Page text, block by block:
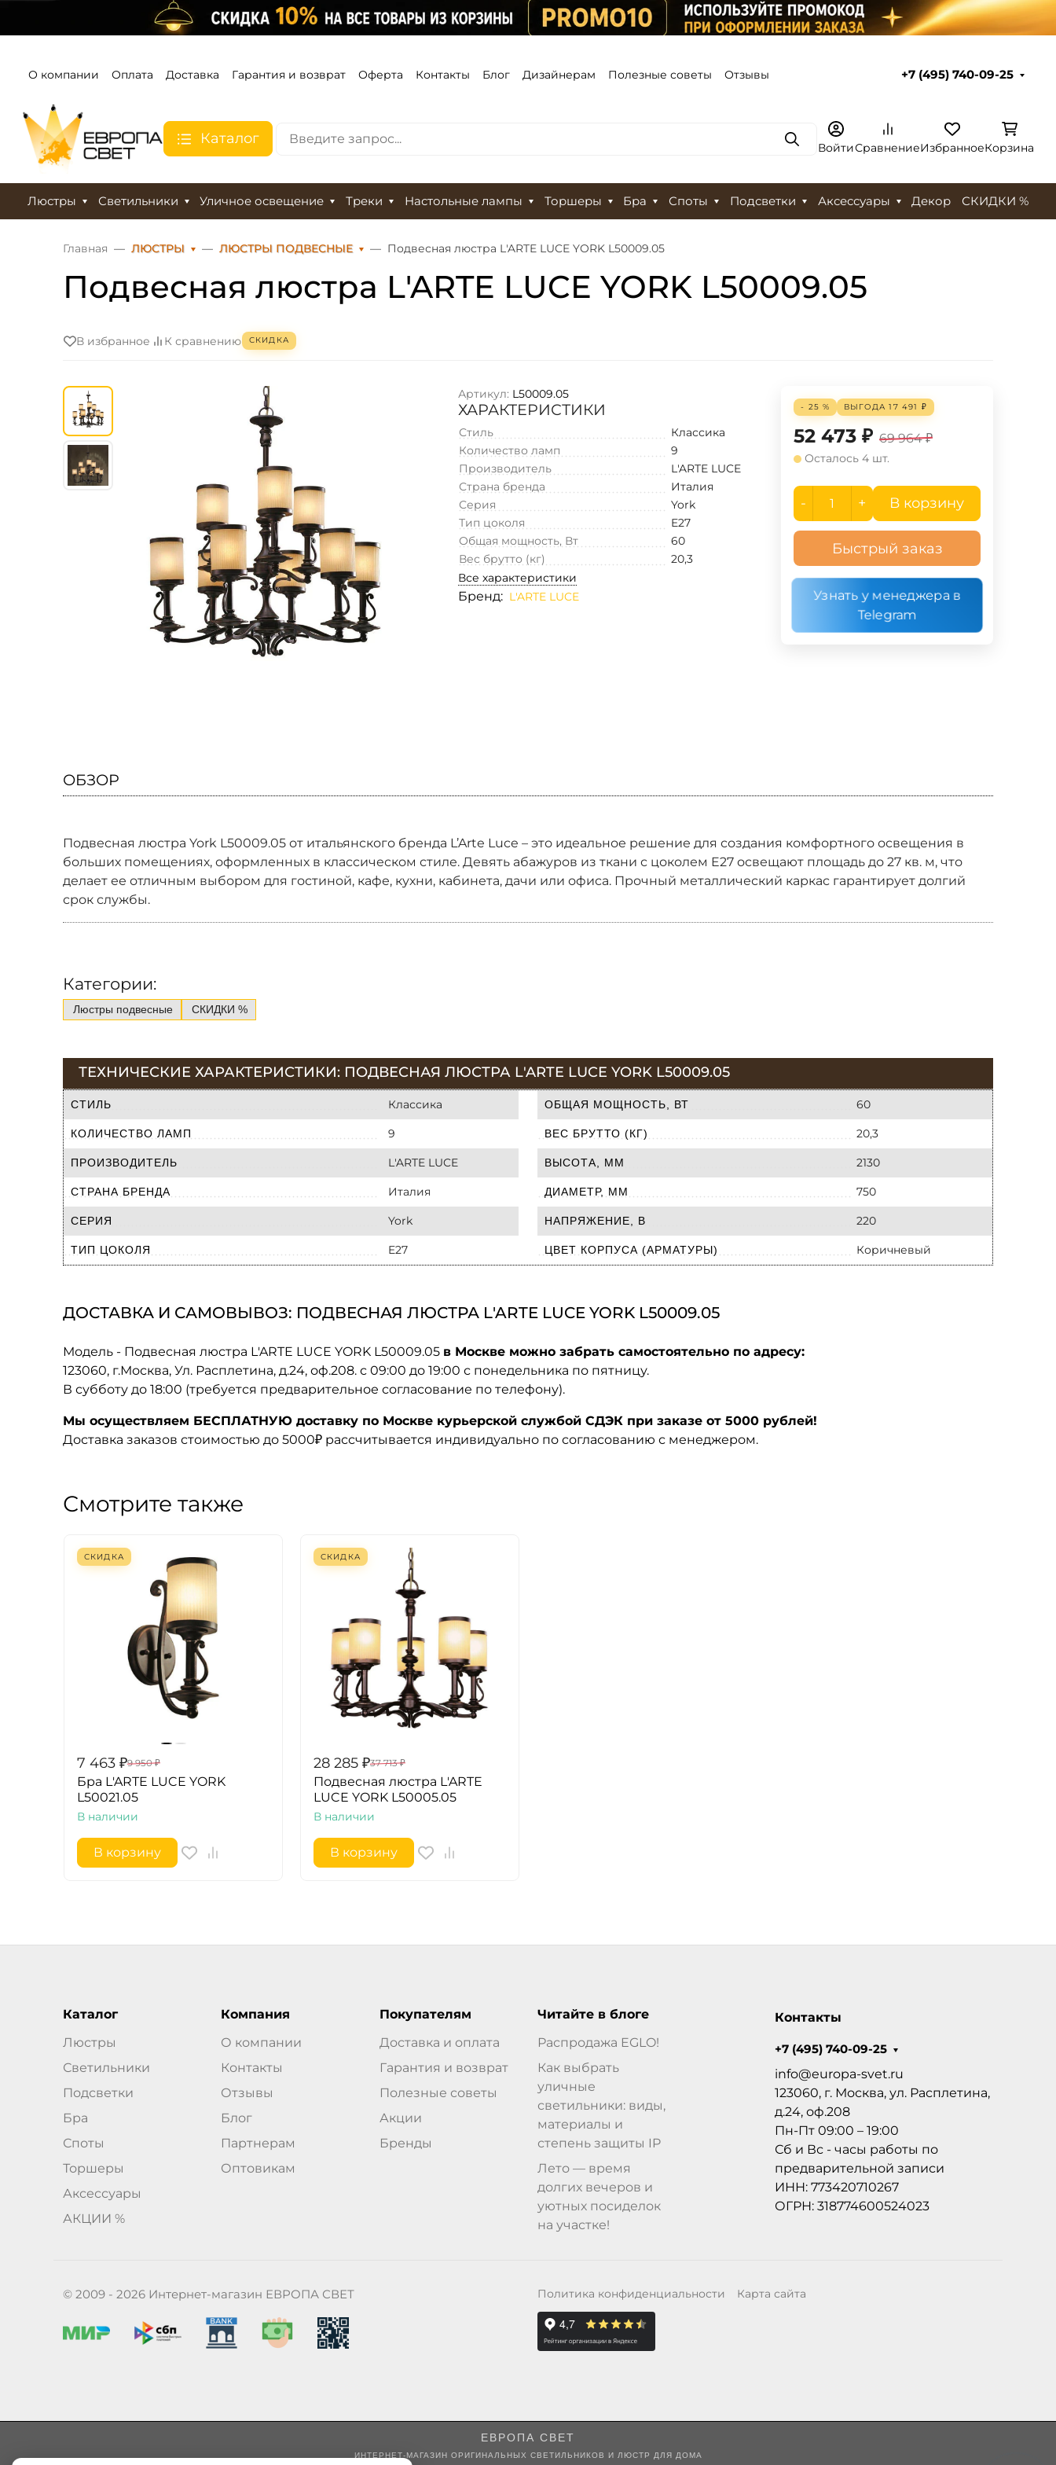
О компании Оплата Доставка Гарантия и возврат Оферта Контакты Блог Дизайнерам Полезные советы Отзывы +7 (495) 740-09-25
Каталог ПоискВойтиСравнениеИзбранноеКорзина
Люстры Светильники Уличное освещение Треки Настольные лампы Торшеры Бра Споты Подсветки Аксессуары Декор СКИДКИ %
Главная ЛЮСТРЫ ЛЮСТРЫ ПОДВЕСНЫЕ Подвесная люстра L'ARTE LUCE YORK L50009.05
Подвесная люстра L'ARTE LUCE YORK L50009.05
В избранное К сравнению СКИДКА
Артикул: L50009.05
ХАРАКТЕРИСТИКИ
Стиль
Классика
Количество ламп
9
Производитель
L'ARTE LUCE
Страна бренда
Италия
Серия
York
Тип цоколя
E27
Общая мощность, Вт
60
Вес брутто (кг)
20,3
Все характеристики
Бренд: L'ARTE LUCE
- 25 % ВЫГОДА17 491 ₽
52 473 ₽ 69 964 ₽
Осталось 4 шт.
- + В корзину
Быстрый заказ
Узнать у менеджера в
Telegram
ОБЗОР
Подвесная люстра York L50009.05 от итальянского бренда L’Arte Luce – это идеальное решение для создания комфортного освещения в
больших помещениях, оформленных в классическом стиле. Девять абажуров из ткани с цоколем E27 освещают площадь до 27 кв. м, что
делает ее отличным выбором для гостиной, кафе, кухни, кабинета, дачи или офиса. Прочный металлический каркас гарантирует долгий
срок службы.
Категории:
Люстры подвесные СКИДКИ %
ТЕХНИЧЕСКИЕ ХАРАКТЕРИСТИКИ: ПОДВЕСНАЯ ЛЮСТРА L'ARTE LUCE YORK L50009.05
СТИЛЬ Классика
КОЛИЧЕСТВО ЛАМП 9
ПРОИЗВОДИТЕЛЬ L'ARTE LUCE
СТРАНА БРЕНДА Италия
СЕРИЯ York
ТИП ЦОКОЛЯ E27
ОБЩАЯ МОЩНОСТЬ, ВТ 60
ВЕС БРУТТО (КГ) 20,3
ВЫСОТА, ММ 2130
ДИАМЕТР, ММ 750
НАПРЯЖЕНИЕ, В 220
ЦВЕТ КОРПУСА (АРМАТУРЫ) Коричневый
ДОСТАВКА И САМОВЫВОЗ: ПОДВЕСНАЯ ЛЮСТРА L'ARTE LUCE YORK L50009.05
Модель - Подвесная люстра L'ARTE LUCE YORK L50009.05 в Москве можно забрать самостоятельно по адресу:
123060, г.Москва, Ул. Расплетина, д.24, оф.208. с 09:00 до 19:00 с понедельника по пятницу.
В субботу до 18:00 (требуется предварительное согласование по телефону).
Мы осуществляем БЕСПЛАТНУЮ доставку по Москве курьерской службой СДЭК при заказе от 5000 рублей!
Доставка заказов стоимостью до 5000₽ рассчитывается индивидуально по согласованию с менеджером.
Смотрите также
СКИДКА
7 463 ₽9 950 ₽
Бра L'ARTE LUCE YORK
L50021.05
В наличии
В корзину
СКИДКА
28 285 ₽37 713 ₽
Подвесная люстра L'ARTE
LUCE YORK L50005.05
В наличии
В корзину
Каталог
Люстры
Светильники
Подсветки
Бра
Споты
Торшеры
Аксессуары
АКЦИИ %
Компания
О компании
Контакты
Отзывы
Блог
Партнерам
Оптовикам
Покупателям
Доставка и оплата
Гарантия и возврат
Полезные советы
Акции
Бренды
Читайте в блоге
Распродажа EGLO!
Как выбрать
уличные
светильники: виды,
материалы и
степень защиты IP
Лето — время
долгих вечеров и
уютных посиделок
на участке!
Контакты
+7 (495) 740-09-25
info@europa-svet.ru
123060, г. Москва, ул. Расплетина,
д.24, оф.208
Пн-Пт 09:00 – 19:00
Сб и Вс - часы работы по
предварительной записи
ИНН: 773420710267
ОГРН: 318774600524023
© 2009 - 2026 Интернет-магазин ЕВРОПА СВЕТ Политика конфиденциальности Карта сайта
ЕВРОПА СВЕТ
ИНТЕРНЕТ-МАГАЗИН ОРИГИНАЛЬНЫХ СВЕТИЛЬНИКОВ И ЛЮСТР ДЛЯ ДОМА